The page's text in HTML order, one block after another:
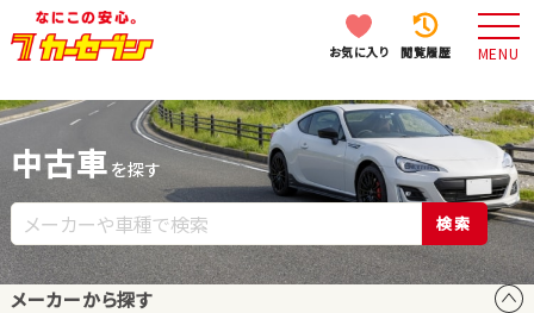
お気に入り 閲覧履歴 MENU
中古車 を探す
検索
メーカーから探す